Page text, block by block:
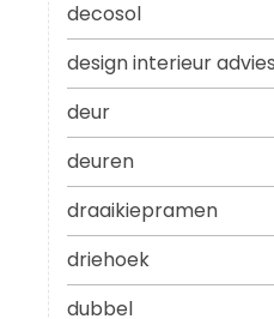
decosol
design interieur advies
deur
deuren
draaikiepramen
driehoek
dubbel